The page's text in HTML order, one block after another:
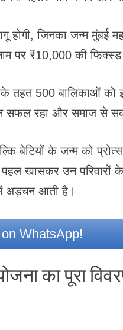
जिनका जन्म मुंबई
पर ₹10,000 की फिक्स्ड
तहत 500 बालिकाओं को
रहा और समाज से
बेटियों के जन्म को
खासकर उन परिवारों
अड़चन आती है।
WhatsApp!
का पूरा